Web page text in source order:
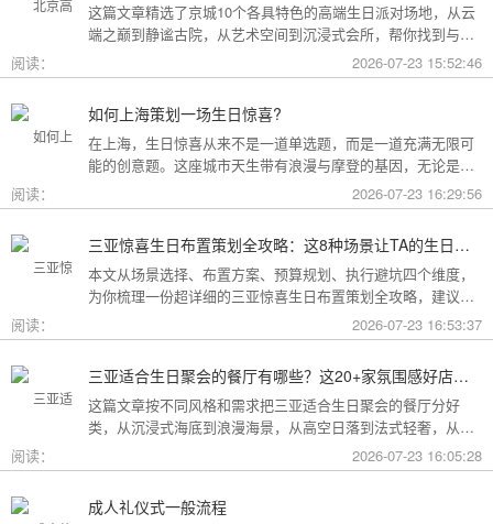
这篇文章精选了京城10个各具特色的高端生日派对场地，从云
端之巅到静谧古院，从艺术空间到沉浸式会所，帮你找到与心
阅读： 2026-07-23 15:52:46
如何上海策划一场生日惊喜?
在上海，生日惊喜从来不是一道单选题，而是一道充满无限可
能的创意题。这座城市天生带有浪漫与摩登的基因，无论是外
滩的璀璨夜景，还是梧桐树下的老洋房，都为策划惊喜提供了
无尽的灵感
阅读： 2026-07-23 16:29:56
三亚惊喜生日布置策划全攻略：这8种场景让TA的生日成为永远难忘的回忆
本文从场景选择、布置方案、预算规划、执行避坑四个维度，
为你梳理一份超详细的三亚惊喜生日布置策划全攻略，建议收
阅读： 2026-07-23 16:53:37
三亚适合生日聚会的餐厅有哪些？这20+家氛围感好店按风格挑，一篇搞定
这篇文章按不同风格和需求把三亚适合生日聚会的餐厅分好
类，从沉浸式海底到浪漫海景，从高空日落到法式轻奢，从热
带庭院到高性价比好店，直接对号入座就行。
阅读： 2026-07-23 16:05:28
成人礼仪式一般流程